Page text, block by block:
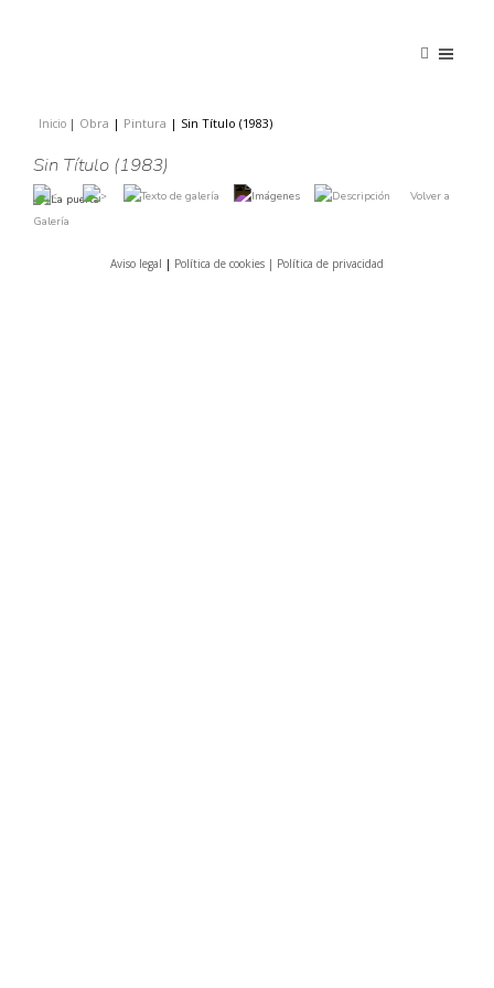
Inicio | Obra | Pintura | Sin Título (1983)
Sin Título (1983)
Volver a
Galería
Aviso legal | Política de cookies | Política de privacidad